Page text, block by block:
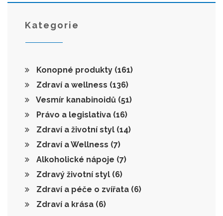
Kategorie
Konopné produkty (161)
Zdraví a wellness (136)
Vesmír kanabinoidů (51)
Právo a legislativa (16)
Zdraví a životní styl (14)
Zdraví a Wellness (7)
Alkoholické nápoje (7)
Zdravý životní styl (6)
Zdraví a péče o zvířata (6)
Zdraví a krása (6)